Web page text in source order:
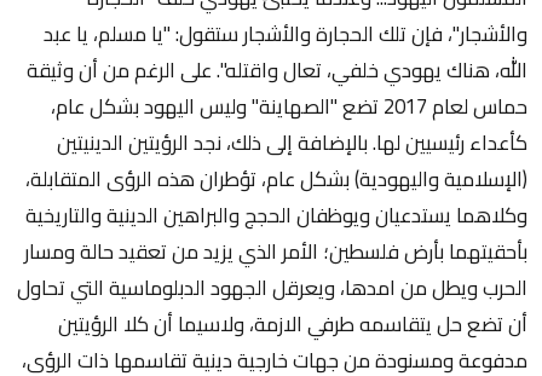
والأشجار"، فإن تلك الحجارة والأشجار ستقول: "يا مسلم، يا عبد
الله، هناك يهودي خلفي، تعال واقتله". على الرغم من أن وثيقة
حماس لعام 2017 تضع "الصهاينة" وليس اليهود بشكل عام،
كأعداء رئيسيين لها. بالإضافة إلى ذلك، نجد الرؤيتين الدينيتين
(الإسلامية واليهودية) بشكل عام، تؤطران هذه الرؤى المتقابلة،
وكلاهما يستدعيان ويوظفان الحجج والبراهين الدينية والتاريخية
بأحقيتهما بأرض فلسطين؛ الأمر الذي يزيد من تعقيد حالة ومسار
الحرب ويطل من امدها، ويعرقل الجهود الدبلوماسية التي تحاول
أن تضع حل يتقاسمه طرفي الازمة، ولاسيما أن كلا الرؤيتين
مدفوعة ومسنودة من جهات خارجية دينية تقاسمها ذات الرؤى،